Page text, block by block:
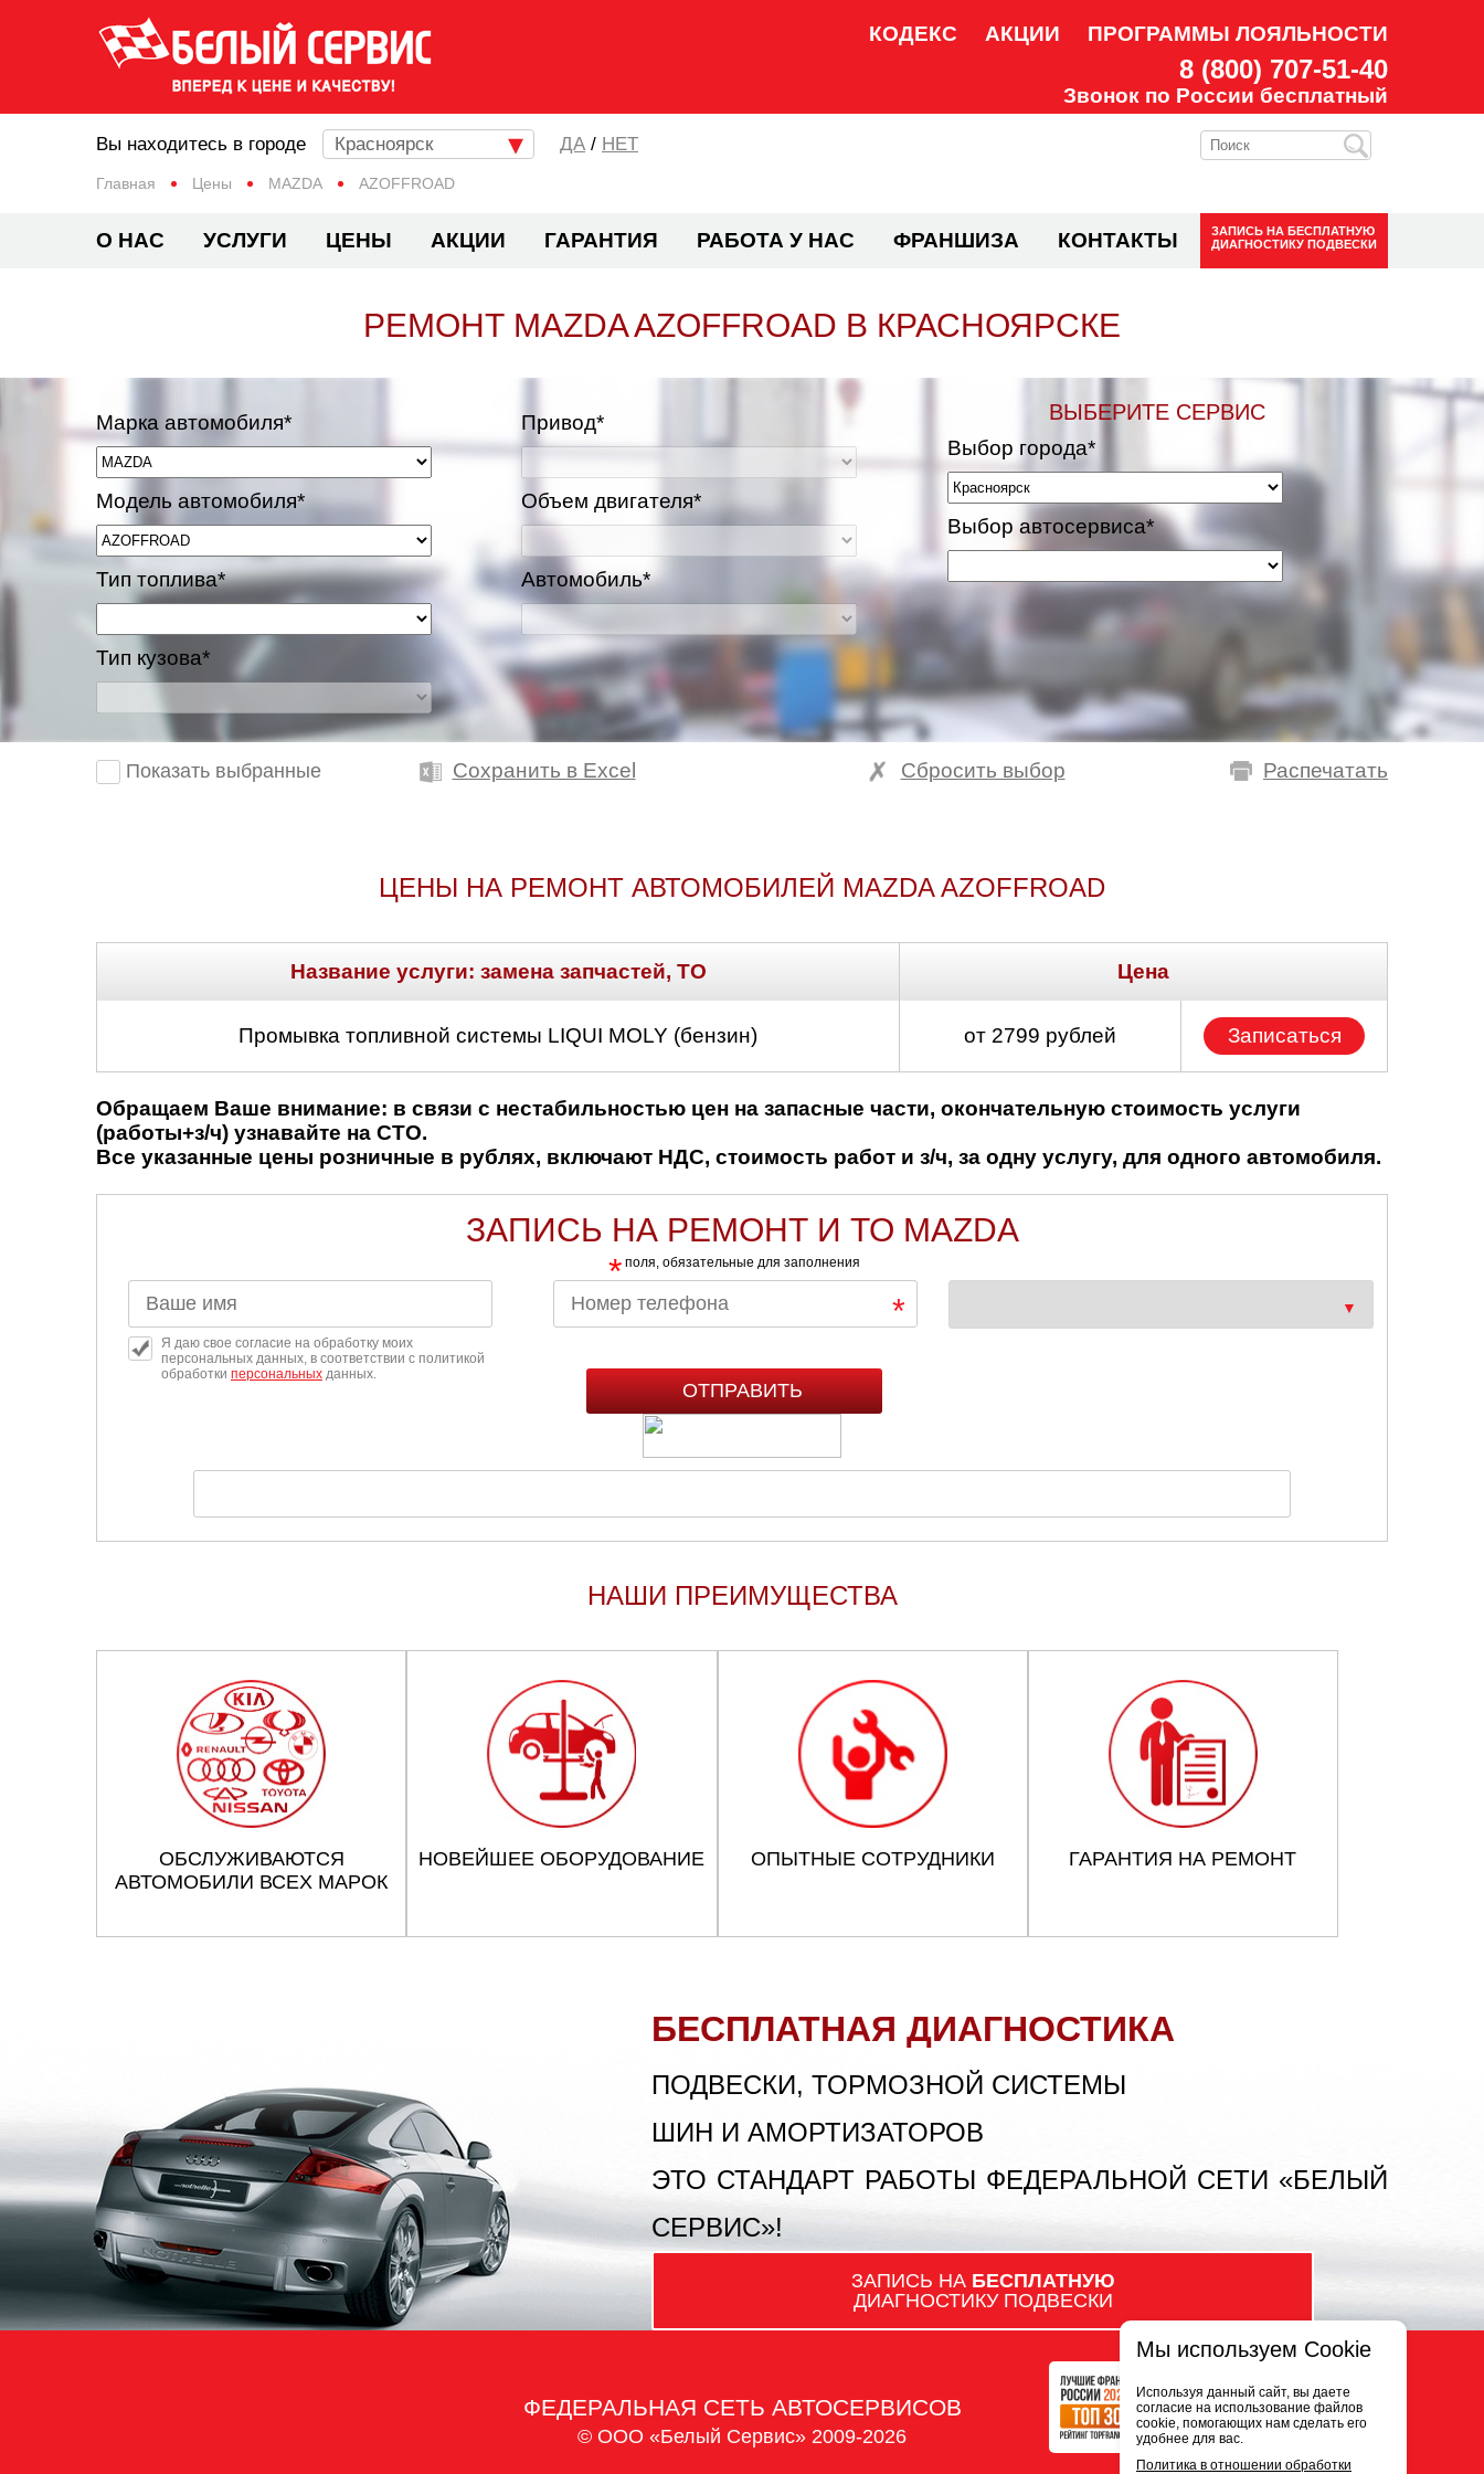
КОДЕКС АКЦИИ ПРОГРАММЫ ЛОЯЛЬНОСТИ
8 (800) 707-51-40
Звонок по России бесплатный
Главная Цены MAZDA AZOFFROAD
Вы находитесь в городе Красноярск / НЕТ
О НАС УСЛУГИ ЦЕНЫ АКЦИИ ГАРАНТИЯ РАБОТА У НАС ФРАНШИЗА КОНТАКТЫ ЗАПИСЬ НА БЕСПЛАТНУЮ
ДИАГНОСТИКУ ПОДВЕСКИ
РЕМОНТ MAZDA AZOFFROAD В КРАСНОЯРСКЕ
Марка автомобиля*
Модель автомобиля*
Тип топлива*
Тип кузова*
Привод*
Объем двигателя*
Автомобиль*
ВЫБЕРИТЕ СЕРВИС
Выбор города*
Выбор автосервиса*
Показать выбранные Сохранить в Excel Распечатать
Сбросить выбор
ЦЕНЫ НА РЕМОНТ АВТОМОБИЛЕЙ MAZDA AZOFFROAD
Название услуги: замена запчастей, ТО Цена
Промывка топливной системы LIQUI MOLY (бензин) от 2799 рублей Записаться
Обращаем Ваше внимание: в связи с нестабильностью цен на запасные части, окончательную стоимость услуги
(работы+з/ч) узнавайте на СТО.
Все указанные цены розничные в рублях, включают НДС, стоимость работ и з/ч, за одну услугу, для одного автомобиля.
ЗАПИСЬ НА РЕМОНТ И ТО MAZDA
* поля, обязательные для заполнения
Я даю свое согласие на обработку моих
персональных данных, в соответствии с политикой
обработки персональных данных.
НАШИ ПРЕИМУЩЕСТВА
ОБСЛУЖИВАЮТСЯ
АВТОМОБИЛИ ВСЕХ МАРОК
НОВЕЙШЕЕ ОБОРУДОВАНИЕ ОПЫТНЫЕ СОТРУДНИКИ ГАРАНТИЯ НА РЕМОНТ
БЕСПЛАТНАЯ ДИАГНОСТИКА
ПОДВЕСКИ, ТОРМОЗНОЙ СИСТЕМЫ
ШИН И АМОРТИЗАТОРОВ
ЭТО СТАНДАРТ РАБОТЫ ФЕДЕРАЛЬНОЙ СЕТИ «БЕЛЫЙ
СЕРВИС»!
ЗАПИСЬ НА БЕСПЛАТНУЮ
ДИАГНОСТИКУ ПОДВЕСКИ
ФЕДЕРАЛЬНАЯ СЕТЬ АВТОСЕРВИСОВ
© ООО «Белый Сервис» 2009-2026
Мы используем Cookie
Используя данный сайт, вы даете
согласие на использование файлов
cookie, помогающих нам сделать его
удобнее для вас.
Политика в отношении обработки